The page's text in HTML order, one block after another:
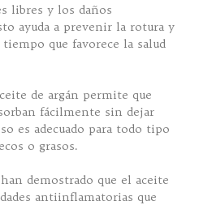
libres y los daños
ayuda a prevenir la rotura y
que favorece la salud
de argán permite que
fácilmente sin dejar
es adecuado para todo tipo
o grasos.
demostrado que el aceite
antiinflamatorias que